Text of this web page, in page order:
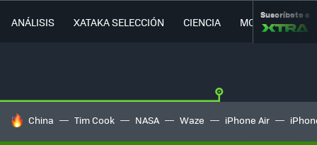
ANÁLISIS XATAKA SELECCIÓN CIENCIA MOVILIDAD
Suscríbete a
HOY SE HABLA DE
China Tim Cook NASA Waze iPhone Air